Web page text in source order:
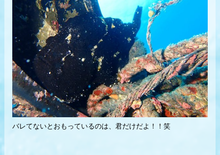
バレてないとおもっているのは、君だけだよ！！笑